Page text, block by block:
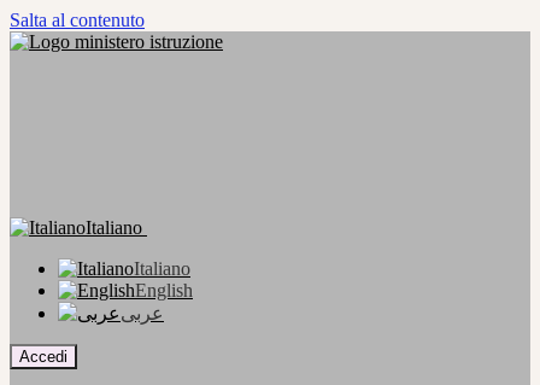
Salta al contenuto
Italiano
Italiano
English
عربى
Accedi